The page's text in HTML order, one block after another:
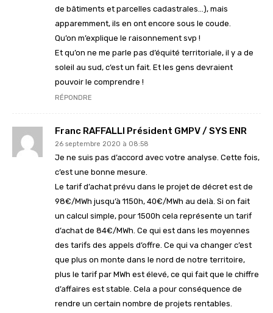
de bâtiments et parcelles cadastrales…), mais
apparemment, ils en ont encore sous le coude.
Qu’on m’explique le raisonnement svp !
Et qu’on ne me parle pas d’équité territoriale, il y a de
soleil au sud, c’est un fait. Et les gens devraient
pouvoir le comprendre !
RÉPONDRE
Franc RAFFALLI Président GMPV / SYS ENR
26 septembre 2020 à 08:58
Je ne suis pas d’accord avec votre analyse. Cette fois,
c’est une bonne mesure.
Le tarif d’achat prévu dans le projet de décret est de
98€/MWh jusqu’à 1150h, 40€/MWh au delà. Si on fait
un calcul simple, pour 1500h cela représente un tarif
d’achat de 84€/MWh. Ce qui est dans les moyennes
des tarifs des appels d’offre. Ce qui va changer c’est
que plus on monte dans le nord de notre territoire,
plus le tarif par MWh est élevé, ce qui fait que le chiffre
d’affaires est stable. Cela a pour conséquence de
rendre un certain nombre de projets rentables.